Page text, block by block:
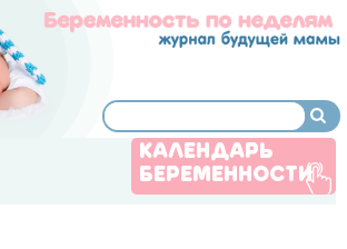
КАЛЕНДАРЬ
БЕРЕМЕННОСТИ